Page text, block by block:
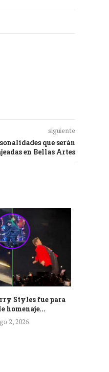
siguiente
que serán
en Bellas Artes
Styles fue para
homenaje...
2, 2026